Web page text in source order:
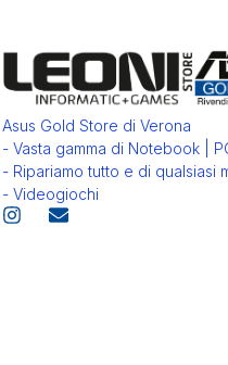
Asus Gold Store di Verona
- Vasta gamma di Notebook |
- Ripariamo tutto e di qualsiasi
- Videogiochi